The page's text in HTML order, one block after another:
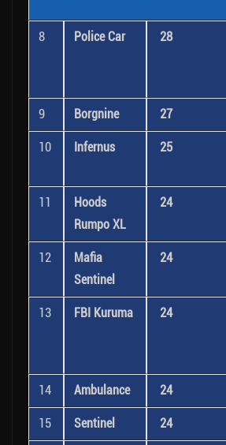
8 Police Car 28
9 Borgnine 27
10 Infernus 25
11
Hoods
Rumpo XL
24
12
Mafia
Sentinel
24
13 FBI Kuruma 24
14 Ambulance 24
15 Sentinel 24